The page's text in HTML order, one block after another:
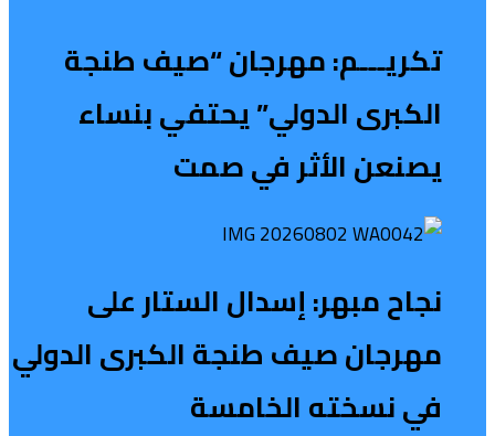
تكريـــم: مهرجان “صيف طنجة
الكبرى الدولي” يحتفي بنساء
يصنعن الأثر في صمت
نجاح مبهر: إسدال الستار على
مهرجان صيف طنجة الكبرى الدولي
في نسخته الخامسة